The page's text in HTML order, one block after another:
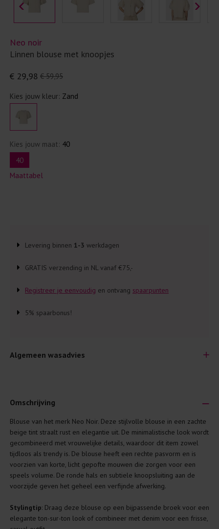
Neo noir
Linnen blouse met knoopjes
€ 59,95
€ 29,98
Kies jouw kleur: Zand
Kies jouw maat: 40
40
Maattabel
Levering binnen 1-3 werkdagen
GRATIS verzending in NL vanaf €75,-
Registreer je eenvoudig en ontvang spaarpunten
5% spaarbonus!
Algemeen wasadvies
Je wilt natuurlijk lang plezier hebben van je nieuwe kleding.
Daarom geven wij een aantal algemene was-tips:
Lees altijd eerst even het was-etiket.
Was kleding binnenste buiten. Dat beschermt de
buitenkant.
genoeg.
Was zo koud mogelijk. Op 20 of 30 graden wassen is vaak
Omschrijving
Blouse van het merk Neo Noir. Deze stijlvolle blouse in een zachte
beige tint straalt rust en elegantie uit. De minimalistische look wordt
gecombineerd met vrouwelijke details, waardoor dit item zowel
tijdloos als trendy is. De blouse heeft een rechte pasvorm en is
voorzien van korte, licht gepofte mouwen die zorgen voor een
speels volume. De ronde hals en subtiele knoopsluiting aan de
voorzijde geven het geheel een verfijnde afwerking.
Stylingtip: Draag deze blouse op een bijpassende broek voor een
elegante ton-sur-ton look of combineer met denim voor een frisse,